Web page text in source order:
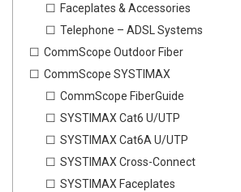
Faceplates & Accessories
Telephone – ADSL Systems
CommScope Outdoor Fiber
CommScope SYSTIMAX
CommScope FiberGuide
SYSTIMAX Cat6 U/UTP
SYSTIMAX Cat6A U/UTP
SYSTIMAX Cross-Connect
SYSTIMAX Faceplates